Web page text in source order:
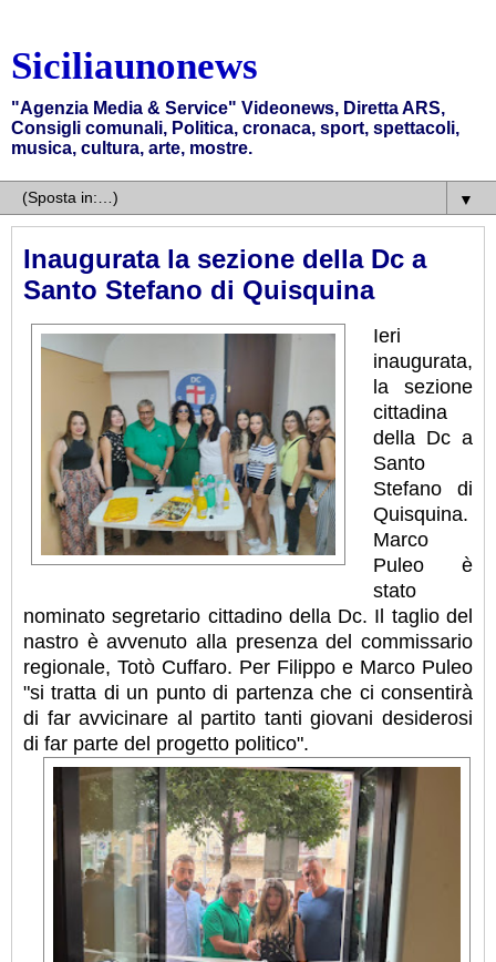
Siciliaunonews
"Agenzia Media & Service" Videonews, Diretta ARS,
Consigli comunali, Politica, cronaca, sport, spettacoli,
musica, cultura, arte, mostre.
▼
Inaugurata la sezione della Dc a
Santo Stefano di Quisquina
Ieri
inaugurata,
la sezione
cittadina
della Dc a
Santo
Stefano di
Quisquina.
Marco
Puleo è
stato
nominato segretario cittadino della Dc. Il taglio del
nastro è avvenuto alla presenza del commissario
regionale, Totò Cuffaro. Per Filippo e Marco Puleo
"si tratta di un punto di partenza che ci consentirà
di far avvicinare al partito tanti giovani desiderosi
di far parte del progetto politico".